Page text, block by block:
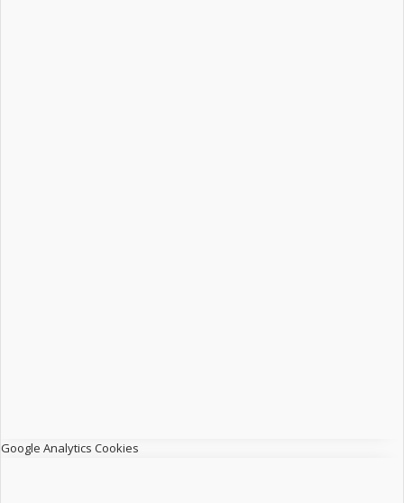
Google Analytics Cookies